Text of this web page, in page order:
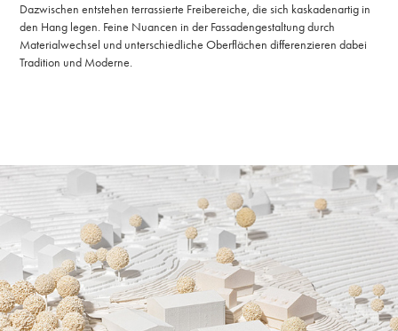
Dazwischen entstehen terrassierte Freibereiche, die sich kaskadenartig in
den Hang legen. Feine Nuancen in der Fassadengestaltung durch
Materialwechsel und unterschiedliche Oberflächen differenzieren dabei
Tradition und Moderne.